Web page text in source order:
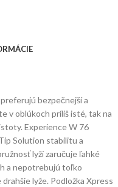
bezpečnejší a
v oblúkoch príliš isté, tak na
Experience W 76
Solution stabilitu a
lyží zaručuje ľahké
a nepotrebujú toľko
lyže. Podložka Xpress